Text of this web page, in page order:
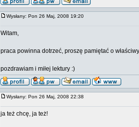
Wysłany: Pon 26 Maj, 2008 19:20
Witam,
praca powinna dotrzeć, proszę pamiętać o
pozdrawiam i miłej lektury :)
Wysłany: Pon 26 Maj, 2008 22:38
ja też chcę, ja też!